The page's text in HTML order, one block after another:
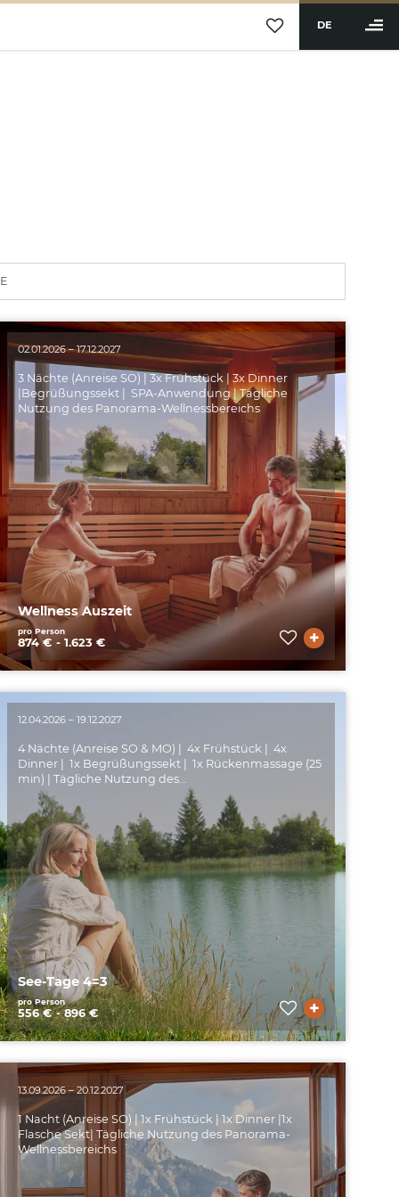
DE
Inklusivleistungen
Wellness & Aktiv
Restaurant & Bar
Erleben
Sommer
Winter
02.01.2026 – 17.12.2027
3 Nächte (Anreise SO) | 3x Frühstück | ️3x Dinner
|Begrüßungssekt | SPA-Anwendung | Tägliche
Nutzung des Panorama-Wellnessbereichs
Wellness Auszeit
pro Person
874 € - 1.623 €
12.04.2026 – 19.12.2027
4 Nächte (Anreise SO & MO) | 4x Frühstück | ️ 4x
Dinner | 1x Begrüßungssekt | 1x Rückenmassage (25
min) | Tägliche Nutzung des…
See-Tage 4=3
pro Person
556 € - 896 €
13.09.2026 – 20.12.2027
1 Nacht (Anreise SO) | 1x Frühstück | ️1x Dinner |1x
Flasche Sekt| Tägliche Nutzung des Panorama-
Wellnessbereichs